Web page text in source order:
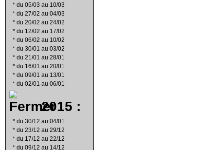
* du 05/03 au 10/03
* du 27/02 au 04/03
* du 20/02 au 24/02
* du 12/02 au 17/02
* du 06/02 au 10/02
* du 30/01 au 03/02
* du 21/01 au 28/01
* du 16/01 au 20/01
* du 09/01 au 13/01
* du 02/01 au 06/01
2015 :
* du 30/12 au 04/01
* du 23/12 au 29/12
* du 17/12 au 22/12
* du 09/12 au 14/12